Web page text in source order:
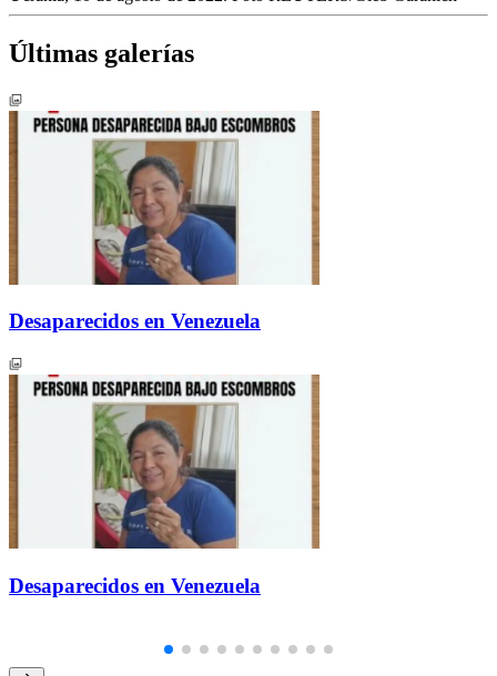
Últimas galerías
Desaparecidos en Venezuela
Desaparecidos en Venezuela